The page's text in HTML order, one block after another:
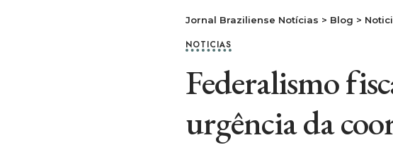
Jornal Braziliense Notícias > Blog >
NOTICIAS
Federalismo
urgência da